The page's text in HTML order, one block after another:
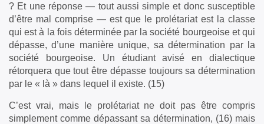
? Et une réponse — tout aussi simple et donc susceptible
d’être mal comprise — est que le prolétariat est la classe
qui est à la fois déterminée par la société bourgeoise et qui
dépasse, d’une manière unique, sa détermination par la
société bourgeoise. Un étudiant avisé en dialectique
rétorquera que tout être dépasse toujours sa détermination
par le « là » dans lequel il existe. (15)
C’est vrai, mais le prolétariat ne doit pas être compris
simplement comme dépassant sa détermination, (16) mais